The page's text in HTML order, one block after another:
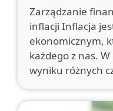
Zarządzanie
inflacji Inflacja
ekonomicznym,
każdego z nas.
wyniku różnych